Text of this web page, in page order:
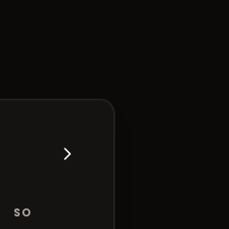
SO